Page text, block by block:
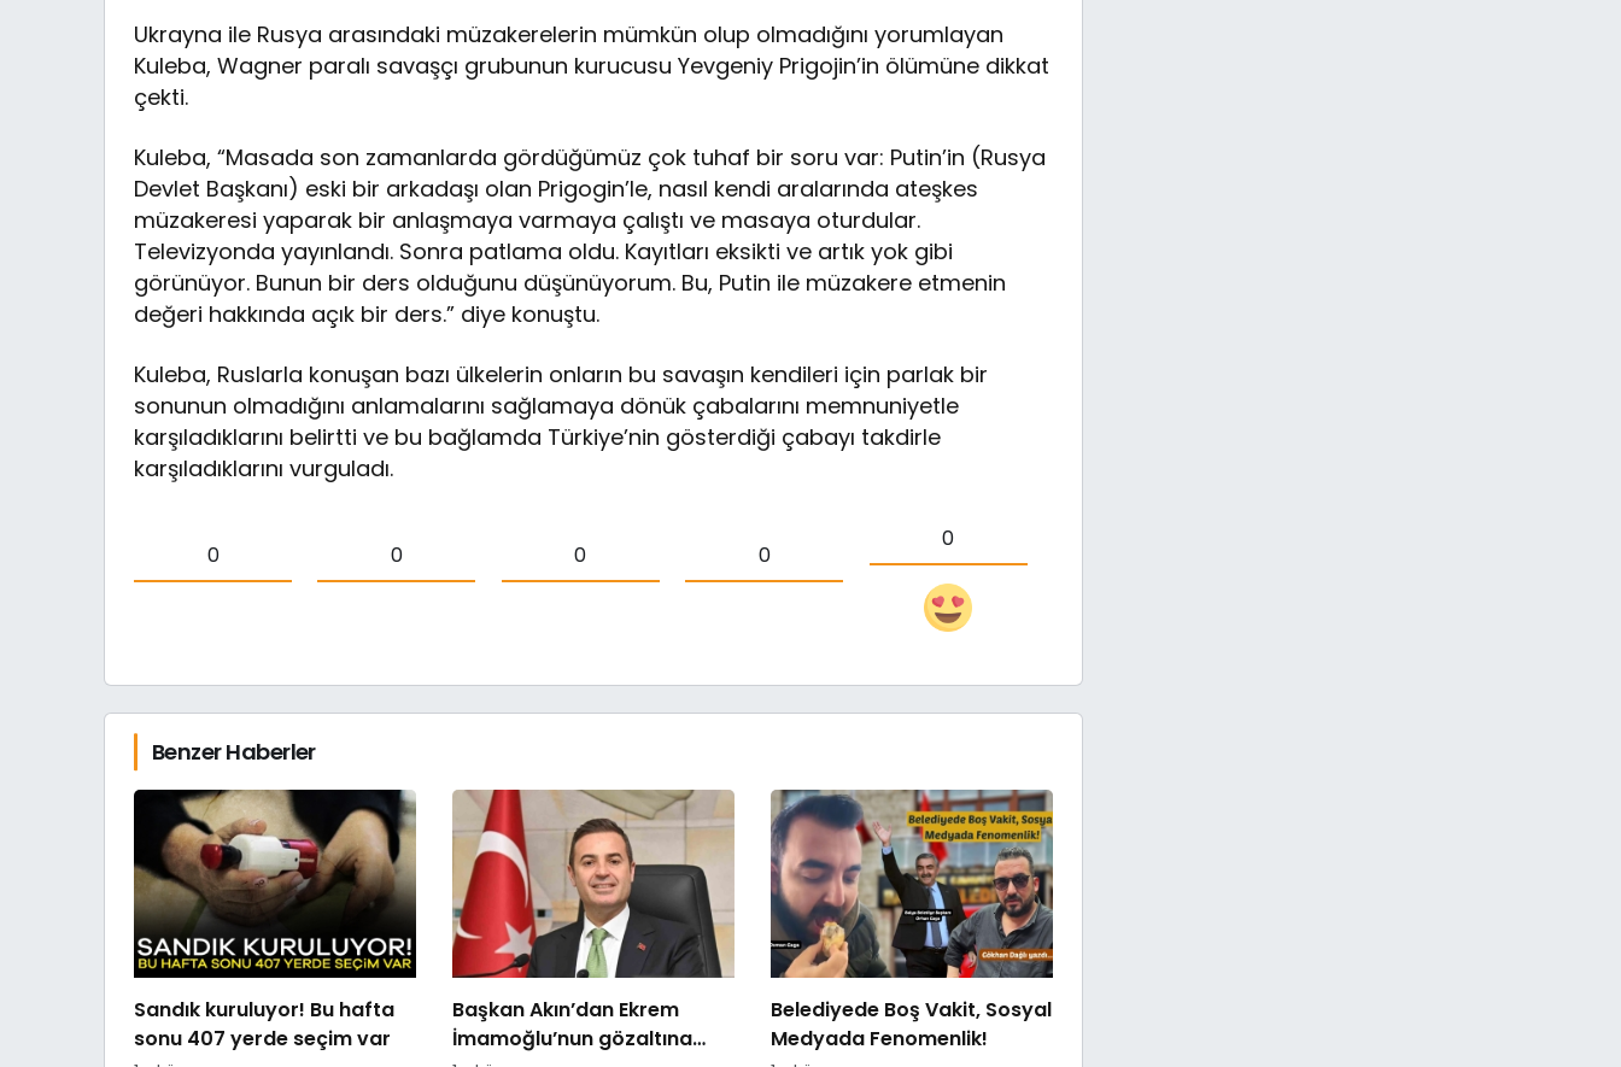
Ukrayna ile Rusya arasındaki müzakerelerin mümkün olup olmadığını yorumlayan
Kuleba, Wagner paralı savaşçı grubunun kurucusu Yevgeniy Prigojin’in ölümüne dikkat
çekti.
Kuleba, “Masada son zamanlarda gördüğümüz çok tuhaf bir soru var: Putin’in (Rusya
Devlet Başkanı) eski bir arkadaşı olan Prigogin’le, nasıl kendi aralarında ateşkes
müzakeresi yaparak bir anlaşmaya varmaya çalıştı ve masaya oturdular.
Televizyonda yayınlandı. Sonra patlama oldu. Kayıtları eksikti ve artık yok gibi
görünüyor. Bunun bir ders olduğunu düşünüyorum. Bu, Putin ile müzakere etmenin
değeri hakkında açık bir ders.” diye konuştu.
Kuleba, Ruslarla konuşan bazı ülkelerin onların bu savaşın kendileri için parlak bir
sonunun olmadığını anlamalarını sağlamaya dönük çabalarını memnuniyetle
karşıladıklarını belirtti ve bu bağlamda Türkiye’nin gösterdiği çabayı takdirle
karşıladıklarını vurguladı.
0 0 0 0
0
Benzer Haberler
Sandık kuruluyor! Bu hafta
sonu 407 yerde seçim var
Başkan Akın’dan Ekrem
İmamoğlu’nun gözaltına
Belediyede Boş Vakit, Sosyal
Medyada Fenomenlik!